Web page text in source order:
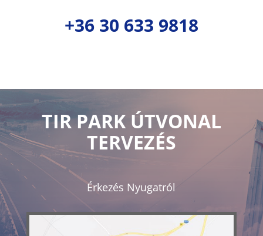
+36 30 633 9818
TIR PARK ÚTVONAL
TERVEZÉS
Érkezés Nyugatról